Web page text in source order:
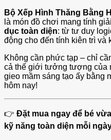
Bộ Xếp Hình Thăng Bằng
là món đồ chơi mang tính
dục toàn diện: từ tư duy
động cho đến tính kiên trì và
Không cần phức tạp – chỉ
cả thế giới tưởng tượng của
gieo mầm sáng tạo ấy bằng
hôm nay!
👉 Đặt mua ngay để bé
kỹ năng toàn diện mỗi